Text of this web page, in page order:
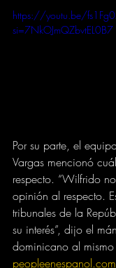
https://youtu.be/
si=7NkOJmQZbvtEL0B7
Por su parte, el
Vargas mencionó
respecto. “Wilfrido
opinión al respecto.
tribunales de la
su interés”, dijo el
dominicano al
peopleenespanol.com